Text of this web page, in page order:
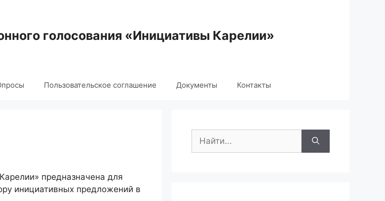
голосования «Инициативы Карелии»
Пользовательское соглашение Документы Контакты
предназначена для
инициативных предложений в
Поиск: